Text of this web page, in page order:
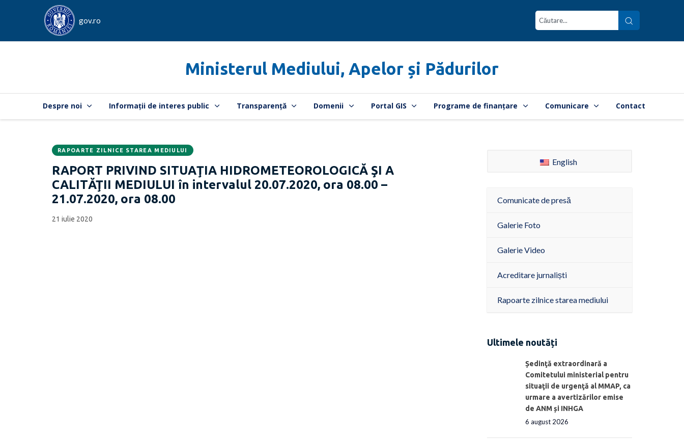
gov.ro
Ministerul Mediului, Apelor și Pădurilor
Despre noi Informații de interes public Transparență Domenii Portal GIS Programe de finanțare Comunicare Contact
CATEGORIA:
RAPOARTE ZILNICE STAREA MEDIULUI
RAPORT PRIVIND SITUAŢIA HIDROMETEOROLOGICĂ ŞI A
CALITĂŢII MEDIULUI în intervalul 20.07.2020, ora 08.00 –
21.07.2020, ora 08.00
Data
publicării:
21 iulie 2020
English
Comunicate de presă
Galerie Foto
Galerie Video
Acreditare jurnaliști
Rapoarte zilnice starea mediului
Ultimele noutăți
Ședinţă extraordinară a
Comitetului ministerial pentru
situaţii de urgenţă al MMAP, ca
urmare a avertizărilor emise
de ANM și INHGA
6 august 2026